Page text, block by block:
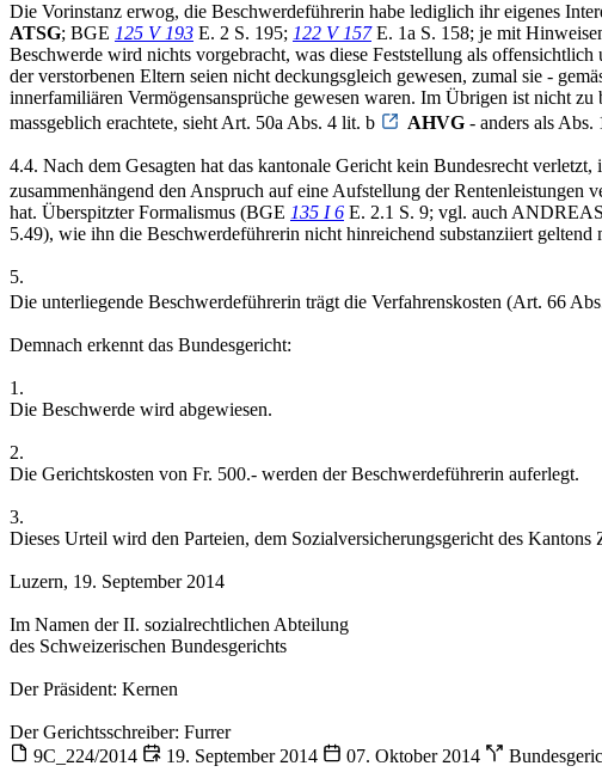
Die Vorinstanz erwog, die Beschwerdeführerin habe lediglich ihr eigenes
ATSG; BGE 125 V 193 E. 2 S. 195; 122 V 157E. 1a S. 158; je mit
Beschwerde wird nichts vorgebracht, was diese Feststellung als
der verstorbenen Eltern seien nicht deckungsgleich gewesen, zumal sie -
innerfamiliären Vermögensansprüche gewesen waren. Im Übrigen ist nicht
massgeblich erachtete, sieht Art. 50a Abs. 4 lit. b
AHVG - anders als Abs.
4.4. Nach dem Gesagten hat das kantonale Gericht kein Bundesrecht
zusammenhängend den Anspruch auf eine Aufstellung der
hat. Überspitzter Formalismus (BGE 135 I 6 E. 2.1 S. 9; vgl. auch
5.49), wie ihn die Beschwerdeführerin nicht hinreichend substanziiert
5.
Die unterliegende Beschwerdeführerin trägt die Verfahrenskosten (Art. 66
Demnach erkennt das Bundesgericht:
1.
Die Beschwerde wird abgewiesen.
2.
Die Gerichtskosten von Fr. 500.- werden der Beschwerdeführerin auferlegt.
3.
Dieses Urteil wird den Parteien, dem Sozialversicherungsgericht des
Luzern, 19. September 2014
Im Namen der II. sozialrechtlichen Abteilung
des Schweizerischen Bundesgerichts
Der Präsident: Kernen
Der Gerichtsschreiber: Furrer
9C_224/2014
19. September 2014 07. Oktober 2014